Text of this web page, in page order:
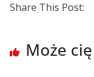
Share This Post:
Może